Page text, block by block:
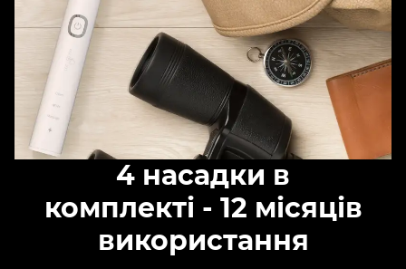
4 насадки в
комплекті - 12 місяців
використання